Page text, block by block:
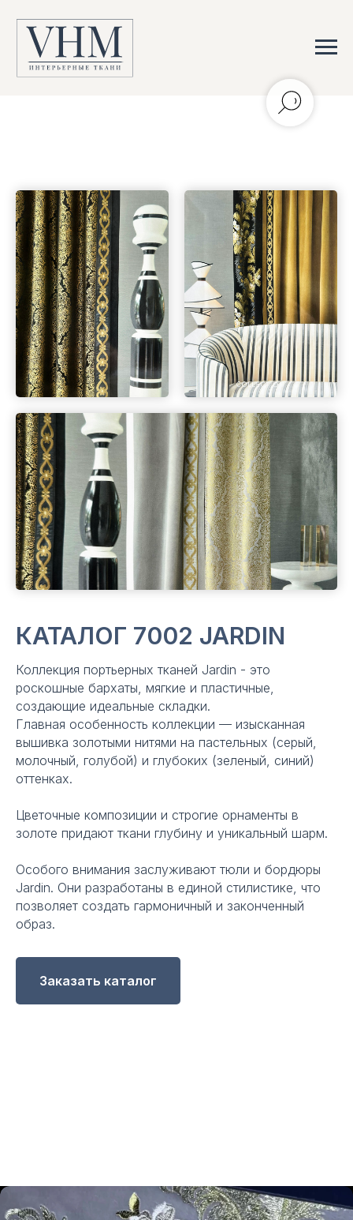
КАТАЛОГ 7002 JARDIN
Коллекция портьерных тканей Jardin - это
роскошные бархаты, мягкие и пластичные,
создающие идеальные складки.
Главная особенность коллекции — изысканная
вышивка золотыми нитями на пастельных (серый,
молочный, голубой) и глубоких (зеленый, синий)
оттенках.
Цветочные композиции и строгие орнаменты в
золоте придают ткани глубину и уникальный шарм.
Особого внимания заслуживают тюли и бордюры
Jardin. Они разработаны в единой стилистике, что
позволяет создать гармоничный и законченный
образ.
Заказать каталог